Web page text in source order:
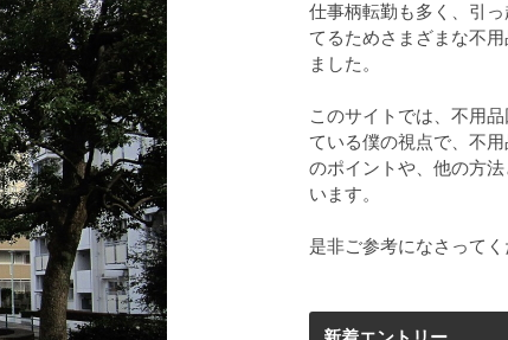
仕事柄転勤も多く、引
てるためさまざまな不
ました。
このサイトでは、不用
ている僕の視点で、不
のポイントや、他の方
います。
是非ご参考になさってく